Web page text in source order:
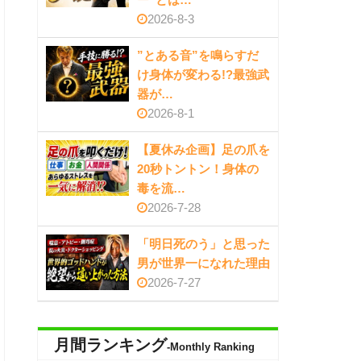
2026-8-3
”とある音”を鳴らすだ
け身体が変わる!?最強武
器が…
2026-8-1
【夏休み企画】足の爪を
20秒トントン！身体の
毒を流…
2026-7-28
「明日死のう」と思った
男が世界一になれた理由
2026-7-27
月間ランキング-Monthly Ranking